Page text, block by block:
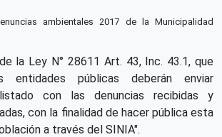
ambientales 2017 de la Municipalidad
la Ley N° 28611 Art. 43, Inc. 43.1, que
entidades públicas deberán enviar
con las denuncias recibidas y
con la finalidad de hacer pública esta
a través del SINIA".